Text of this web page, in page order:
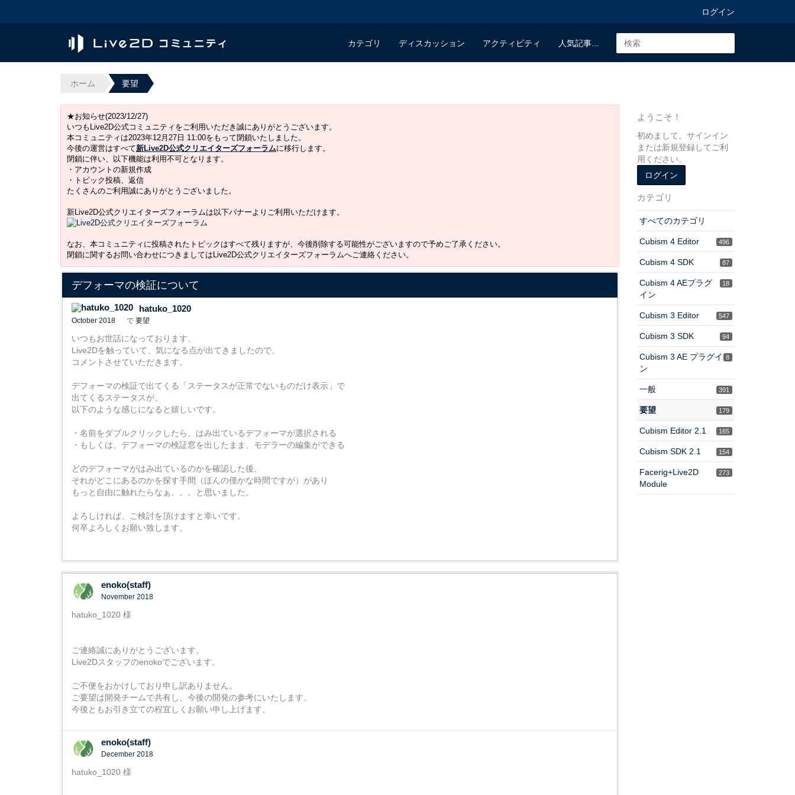
ログイン
カテゴリ ディスカッション アクティビティ 人気記事...
ホーム 要望
★お知らせ(2023/12/27)
いつもLive2D公式コミュニティをご利用いただき誠にありがとうございます。
本コミュニティは2023年12月27日 11:00をもって閉鎖いたしました。
今後の運営はすべて新Live2D公式クリエイターズフォーラムに移行します。
閉鎖に伴い、以下機能は利用不可となります。
・アカウントの新規作成
・トピック投稿、返信
たくさんのご利用誠にありがとうございました。
新Live2D公式クリエイターズフォーラムは以下バナーよりご利用いただけます。
なお、本コミュニティに投稿されたトピックはすべて残りますが、今後削除する可能性がございますので予めご了承ください。
閉鎖に関するお問い合わせにつきましてはLive2D公式クリエイターズフォーラムへご連絡ください。
デフォーマの検証について
hatuko_1020
October 2018 で 要望
いつもお世話になっております、
Live2Dを触っていて、気になる点が出てきましたので、
コメントさせていただきます。
デフォーマの検証で出てくる「ステータスが正常でないものだけ表示」で
出てくるステータスが、
以下のような感じになると嬉しいです。
・名前をダブルクリックしたら、はみ出ているデフォーマが選択される
・もしくは、デフォーマの検証窓を出したまま、モデラーの編集ができる
どのデフォーマがはみ出ているのかを確認した後、
それがどこにあるのかを探す手間（ほんの僅かな時間ですが）があり
もっと自由に触れたらなぁ。。。と思いました。
よろしければ、ご検討を頂けますと幸いです。
何卒よろしくお願い致します。
enoko(staff)
November 2018
hatuko_1020 様
ご連絡誠にありがとうございます。
Live2Dスタッフのenokoでございます。
ご不便をおかけしており申し訳ありません。
ご要望は開発チームで共有し、今後の開発の参考にいたします。
今後ともお引き立ての程宜しくお願い申し上げます。
enoko(staff)
December 2018
hatuko_1020 様
ようこそ！
初めまして。サインイン
または新規登録してご利
用ください。
ログイン
カテゴリ
すべてのカテゴリ
496
Cubism 4 Editor
87
Cubism 4 SDK
18
Cubism 4 AEプラグ
イン
547
Cubism 3 Editor
94
Cubism 3 SDK
8
Cubism 3 AE プラグイ
ン
391
一般
179
要望
165
Cubism Editor 2.1
154
Cubism SDK 2.1
273
Facerig+Live2D
Module